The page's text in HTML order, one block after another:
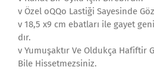
v Özel oQQo Lastiği Sayesinde
v 18,5 x9 cm ebatları ile gayet
dır.
v Yumuşaktır Ve Oldukça Hafiftir
Bile Hissetmezsiniz.